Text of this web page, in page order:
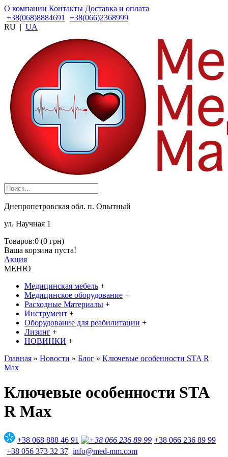
О компании Контакты Доставка и оплата
+38(068)8884691
+38(066)2368999
RU | UA
Днепропетровская обл. п. Опытный
ул. Научная 1
Товаров:0 (0 грн)
Ваша корзина пуста!
Акция
МЕНЮ
Медицинская мебель +
Медицинское оборудование +
Расходные Материалы +
Инструмент +
Оборудование для реабилитации +
Лизинг +
НОВИНКИ +
Главная » Новости » Блог » Ключевые особенности STA R
Max
Ключевые особенности STA
R Max
+38 068 888 46 91
+38 066 236 89 99
+38 056 373 32 37 info@med-mm.com